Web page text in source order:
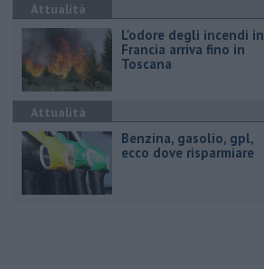
Attualità
L'odore degli incendi in
Francia arriva fino in
Toscana
Attualità
​Benzina, gasolio, gpl,
ecco dove risparmiare